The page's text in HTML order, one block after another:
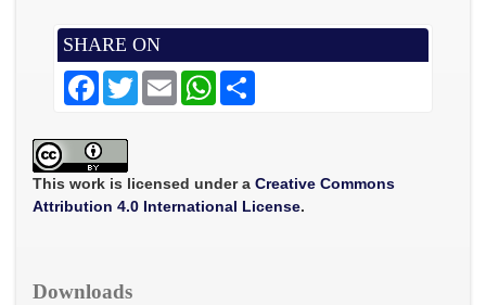
SHARE ON
F
a
b
o
o
k
T
w
r
E
m
W
p
p
S
This work is licensed under a Creative Commons
Attribution 4.0 International License.
Downloads